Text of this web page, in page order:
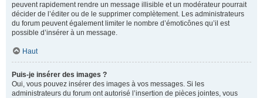
peuvent rapidement rendre un message illisible et un modérateur pourrait
décider de l’éditer ou de le supprimer complètement. Les administrateurs
du forum peuvent également limiter le nombre d’émoticônes qu’il est
possible d’insérer à un message.
Haut
Puis-je insérer des images ?
Oui, vous pouvez insérer des images à vos messages. Si les
administrateurs du forum ont autorisé l’insertion de pièces jointes, vous